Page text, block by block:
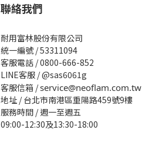
聯絡我們
耐用富林股份有限公司
統一編號 / 53311094
客服電話 / 0800-666-852
LINE客服 / @sas6061g
客服信箱 /service@neoflam.com.tw
地址 / 台北市南港區重陽路459號9樓
服務時間 / 週一至週五
09:00-12:30及13:30-18:00